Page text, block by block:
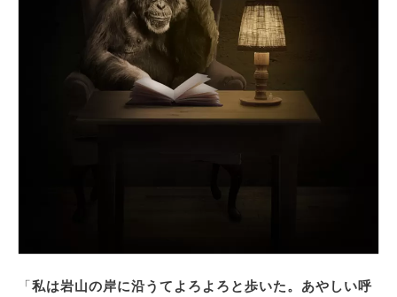
「私は岩山の岸に沿うてよろよろと歩いた。あやしい呼